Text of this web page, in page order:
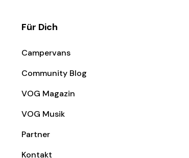
Für Dich
Campervans
Community Blog
VOG Magazin
VOG Musik
Partner
Kontakt